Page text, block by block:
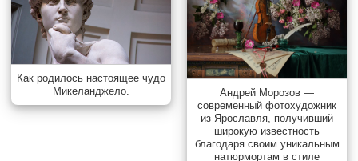
Как родилось настоящее чудо
Микеланджело.
Андрей Морозов —
современный фотохудожник
из Ярославля, получивший
широкую известность
благодаря своим уникальным
натюрмортам в стиле